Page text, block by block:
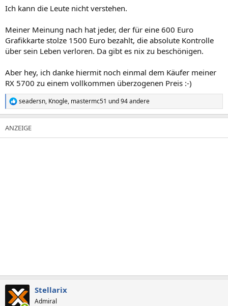
:
Ich kann die Leute nicht verstehen.
Meiner Meinung nach hat jeder, der für eine 600 Euro
Grafikkarte stolze 1500 Euro bezahlt, die absolute Kontrolle
über sein Leben verloren. Da gibt es nix zu beschönigen.
Aber hey, ich danke hiermit noch einmal dem Käufer meiner
RX 5700 zu einem vollkommen überzogenen Preis :-)
R
e
a
k
t
seadersn, Knogle, mastermc51 und 94 andere
Stellarix
Admiral